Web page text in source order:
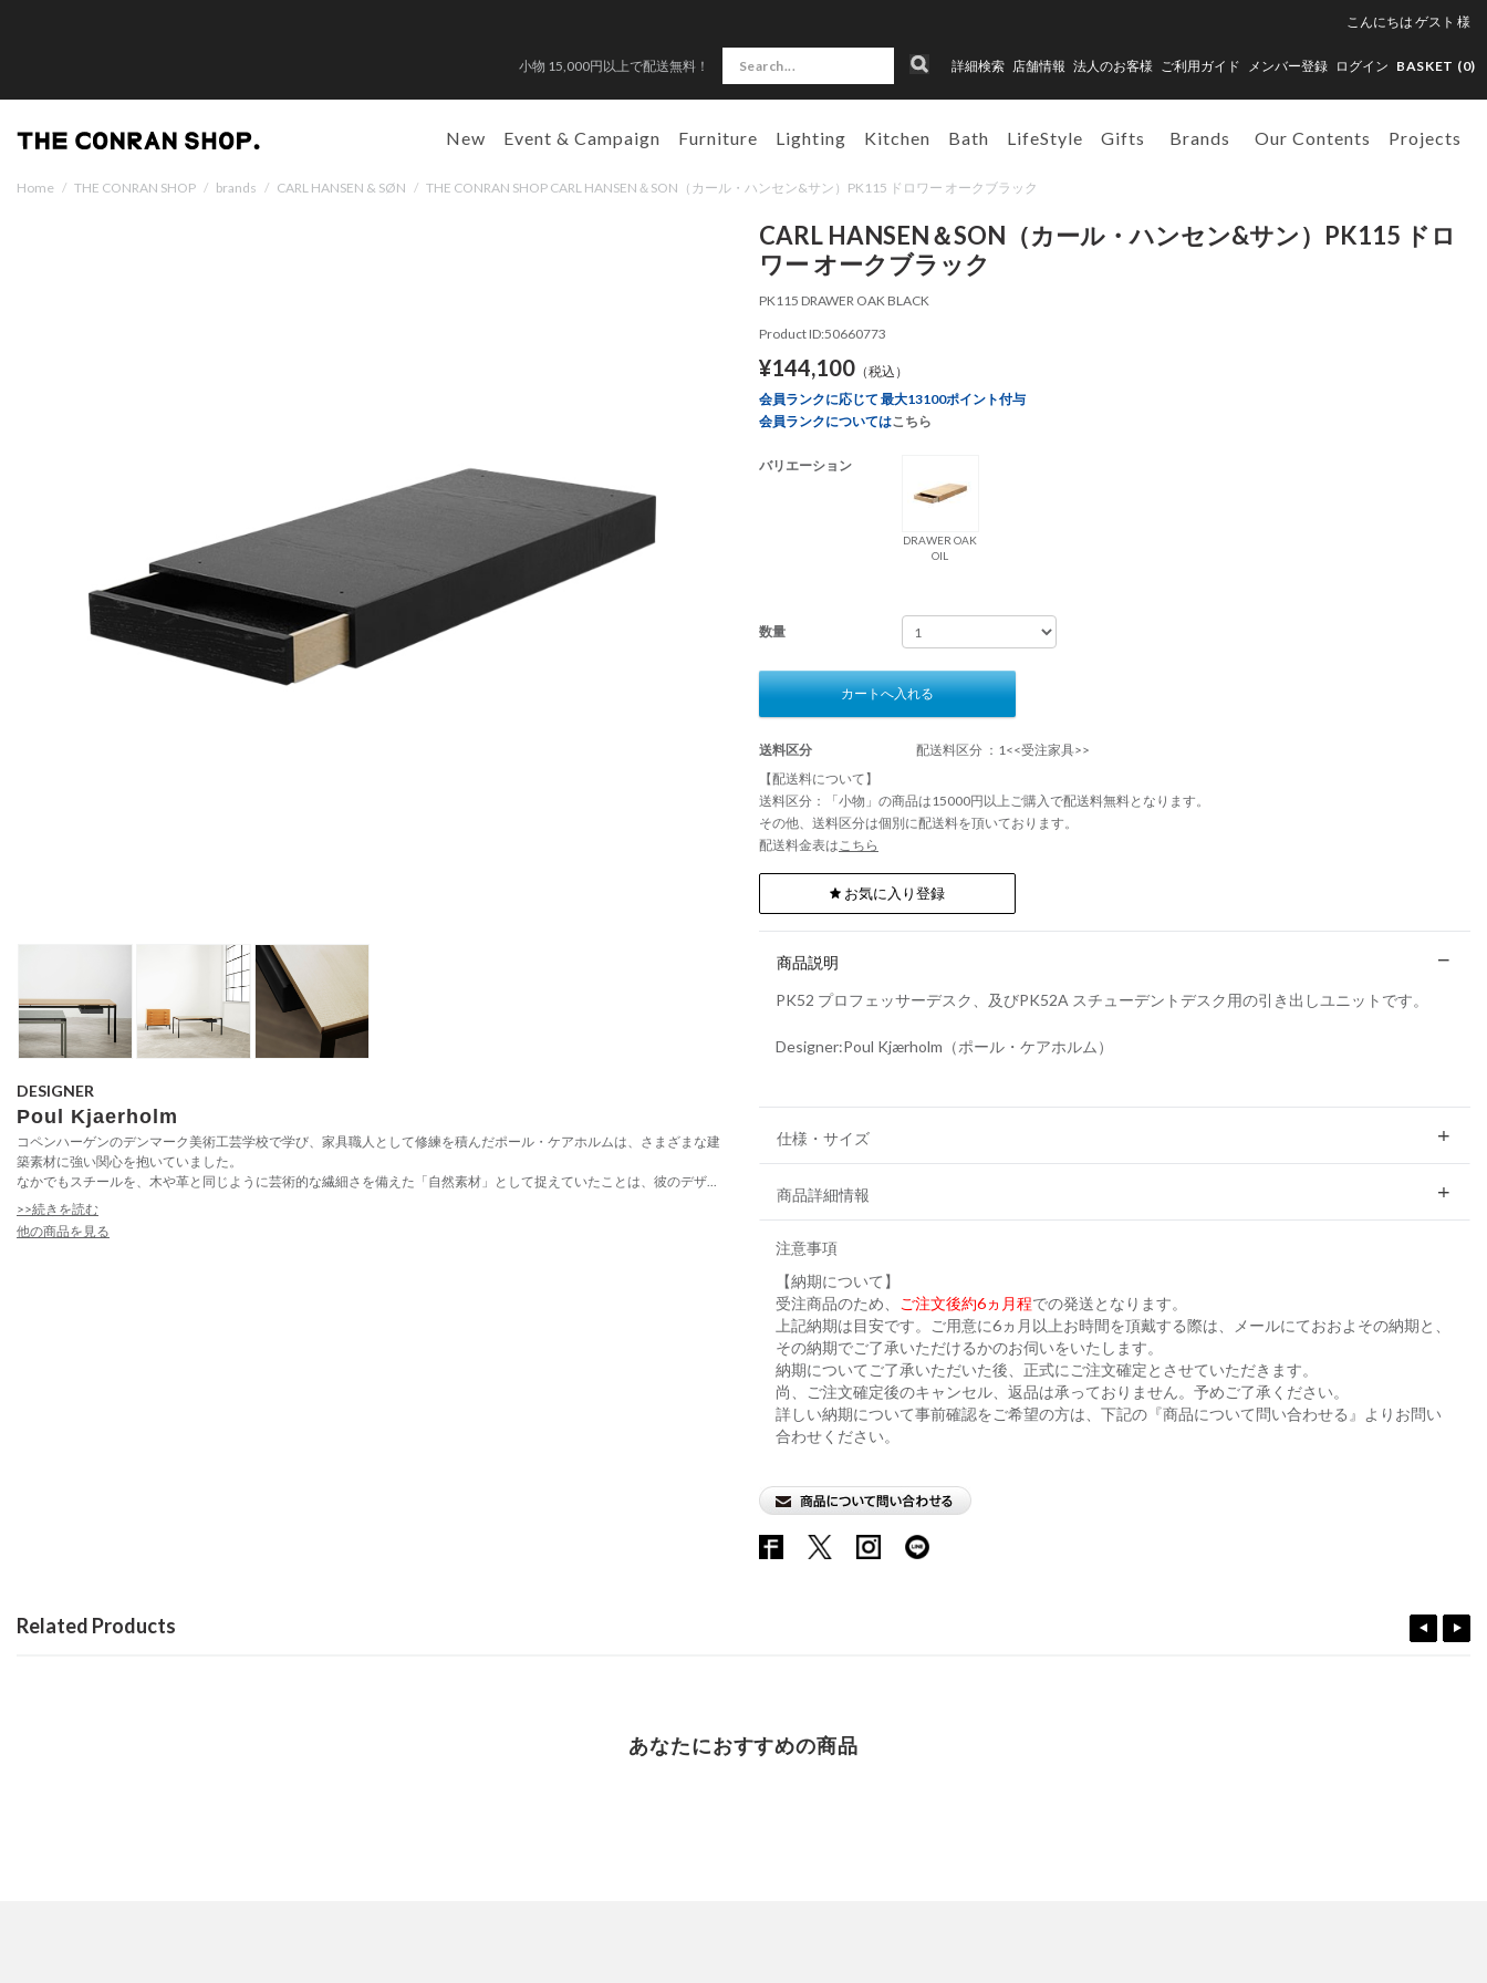
こんにちは ゲスト 様
小物 15,000円以上で配送無料！ 詳細検索 店舗情報 法人のお客様 ご利用ガイド メンバー登録 ログイン BASKET (0)
New Event & Campaign Furniture Lighting Kitchen Bath LifeStyle Gifts Brands Our Contents Projects
Home / THE CONRAN SHOP / brands / CARL HANSEN & SØN / THE CONRAN SHOP CARL HANSEN＆SON（カール・ハンセン&サン）PK115 ドロワー オークブラック
DESIGNER
Poul Kjaerholm
コペンハーゲンのデンマーク美術工芸学校で学び、家具職人として修練を積んだポール・ケアホルムは、さまざまな建
築素材に強い関心を抱いていました。
なかでもスチールを、木や革と同じように芸術的な繊細さを備えた「自然素材」として捉えていたことは、彼のデザ...
>>続きを読む
他の商品を見る
CARL HANSEN＆SON（カール・ハンセン&サン）PK115 ドロ
ワー オークブラック
PK115 DRAWER OAK BLACK
Product ID:50660773
¥144,100（税込）
会員ランクに応じて 最大13100ポイント付与
会員ランクについてはこちら
バリエーション
DRAWER OAK
OIL
数量
カートへ入れる
送料区分
配送料区分 ：1<<受注家具>>
【配送料について】
送料区分：「小物」の商品は15000円以上ご購入で配送料無料となります。
その他、送料区分は個別に配送料を頂いております。
配送料金表はこちら
お気に入り登録
商品説明
PK52 プロフェッサーデスク、及びPK52A スチューデントデスク用の引き出しユニットです。
Designer:Poul Kjærholm（ポール・ケアホルム）
仕様・サイズ
商品詳細情報
注意事項
【納期について】
受注商品のため、
ご注文後約6ヵ月程での発送となります。
上記納期は目安です。ご用意に6ヵ月以上お時間を頂戴する際は、メールにておおよその納期と、
その納期でご了承いただけるかのお伺いをいたします。
納期についてご了承いただいた後、正式にご注文確定とさせていただきます。
尚、ご注文確定後のキャンセル、返品は承っておりません。予めご了承ください。
詳しい納期について事前確認をご希望の方は、下記の『商品について問い合わせる』よりお問い
合わせください。
Related Products
あなたにおすすめの商品